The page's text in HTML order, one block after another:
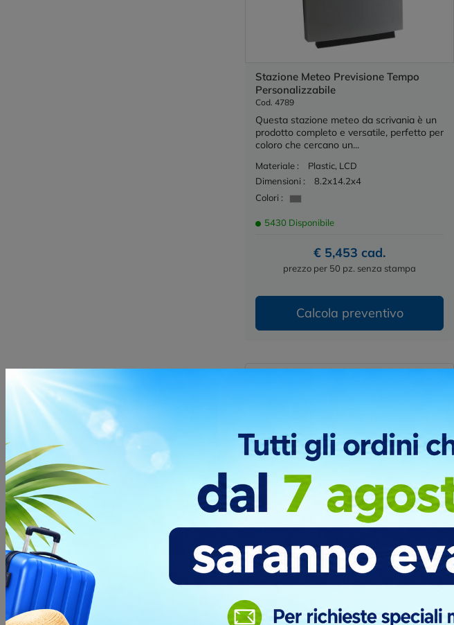
Stazione Meteo Previsione Tempo
Personalizzabile
Cod. 4789
Questa stazione meteo da scrivania è un
prodotto completo e versatile, perfetto per
coloro che cercano un...
Materiale :
Plastic, LCD
Dimensioni :
8.2x14.2x4
Colori :
5430 Disponibile
€ 5,453 cad.
prezzo per 50 pz. senza stampa
Calcola preventivo
Personalizzabile Colton
Cod. 866586